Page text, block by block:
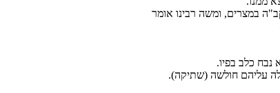
במצרים, ומשה רבינו אומר
עליהם חולשה (שתיקה).